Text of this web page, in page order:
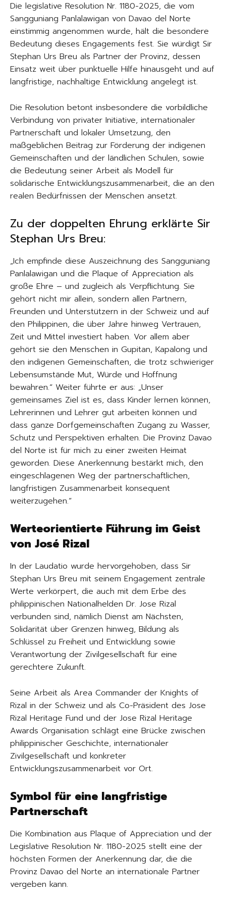
Die legislative Resolution Nr. 1180-2025, die vom
Sangguniang Panlalawigan von Davao del Norte
einstimmig angenommen wurde, hält die besondere
Bedeutung dieses Engagements fest. Sie würdigt Sir
Stephan Urs Breu als Partner der Provinz, dessen
Einsatz weit über punktuelle Hilfe hinausgeht und auf
langfristige, nachhaltige Entwicklung angelegt ist.
Die Resolution betont insbesondere die vorbildliche
Verbindung von privater Initiative, internationaler
Partnerschaft und lokaler Umsetzung, den
maßgeblichen Beitrag zur Förderung der indigenen
Gemeinschaften und der ländlichen Schulen, sowie
die Bedeutung seiner Arbeit als Modell für
solidarische Entwicklungszusammenarbeit, die an den
realen Bedürfnissen der Menschen ansetzt.
Zu der doppelten Ehrung erklärte Sir
Stephan Urs Breu:
„Ich empfinde diese Auszeichnung des Sangguniang
Panlalawigan und die Plaque of Appreciation als
große Ehre – und zugleich als Verpflichtung. Sie
gehört nicht mir allein, sondern allen Partnern,
Freunden und Unterstützern in der Schweiz und auf
den Philippinen, die über Jahre hinweg Vertrauen,
Zeit und Mittel investiert haben. Vor allem aber
gehört sie den Menschen in Gupitan, Kapalong und
den indigenen Gemeinschaften, die trotz schwieriger
Lebensumstände Mut, Würde und Hoffnung
bewahren.“ Weiter führte er aus: „Unser
gemeinsames Ziel ist es, dass Kinder lernen können,
Lehrerinnen und Lehrer gut arbeiten können und
dass ganze Dorfgemeinschaften Zugang zu Wasser,
Schutz und Perspektiven erhalten. Die Provinz Davao
del Norte ist für mich zu einer zweiten Heimat
geworden. Diese Anerkennung bestärkt mich, den
eingeschlagenen Weg der partnerschaftlichen,
langfristigen Zusammenarbeit konsequent
weiterzugehen.“
Werteorientierte Führung im Geist
von José Rizal
In der Laudatio wurde hervorgehoben, dass Sir
Stephan Urs Breu mit seinem Engagement zentrale
Werte verkörpert, die auch mit dem Erbe des
philippinischen Nationalhelden Dr. Jose Rizal
verbunden sind, nämlich Dienst am Nächsten,
Solidarität über Grenzen hinweg, Bildung als
Schlüssel zu Freiheit und Entwicklung sowie
Verantwortung der Zivilgesellschaft für eine
gerechtere Zukunft.
Seine Arbeit als Area Commander der Knights of
Rizal in der Schweiz und als Co-Präsident des Jose
Rizal Heritage Fund und der Jose Rizal Heritage
Awards Organisation schlägt eine Brücke zwischen
philippinischer Geschichte, internationaler
Zivilgesellschaft und konkreter
Entwicklungszusammenarbeit vor Ort.
Symbol für eine langfristige
Partnerschaft
Die Kombination aus Plaque of Appreciation und der
Legislative Resolution Nr. 1180-2025 stellt eine der
höchsten Formen der Anerkennung dar, die die
Provinz Davao del Norte an internationale Partner
vergeben kann.